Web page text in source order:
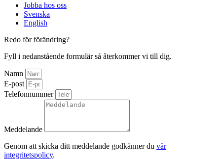
Jobba hos oss
Svenska
English
Redo för förändring?
Fyll i nedanstående formulär så återkommer vi till dig.
Namn
E-post
Telefonnummer
Meddelande
Genom att skicka ditt meddelande godkänner du vår
integritetspolicy.